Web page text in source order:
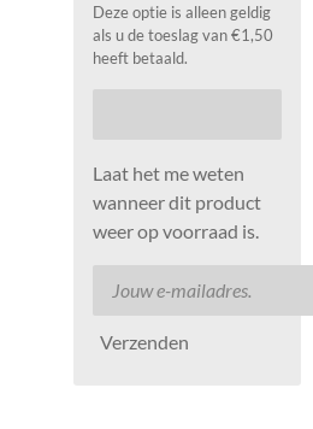
Deze optie is alleen geldig
als u de toeslag van €1,50
heeft betaald.
Laat het me weten
wanneer dit product
weer op voorraad is.
Verzenden